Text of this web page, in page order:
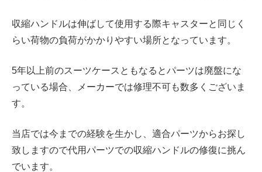
収縮ハンドルは伸ばして使用する際キャスターと同じく
らい荷物の負荷がかかりやすい場所となっています。
5年以上前のスーツケースともなるとパーツは廃盤にな
っている場合、メーカーでは修理不可も数多くございま
す。
当店では今までの経験を生かし、適合パーツからお探し
致しますので代用パーツでの収縮ハンドルの修復に挑ん
でいます。